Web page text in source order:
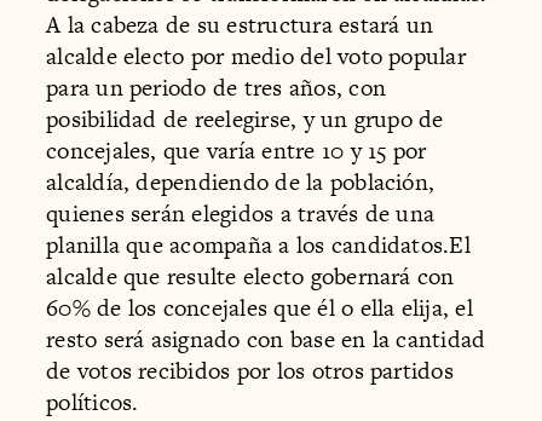
A la cabeza de su estructura estará un
alcalde electo por medio del voto popular
para un periodo de tres años, con
posibilidad de reelegirse, y un grupo de
concejales, que varía entre 10 y 15 por
alcaldía, dependiendo de la población,
quienes serán elegidos a través de una
planilla que acompaña a los candidatos.El
alcalde que resulte electo gobernará con
60% de los concejales que él o ella elija, el
resto será asignado con base en la cantidad
de votos recibidos por los otros partidos
políticos.